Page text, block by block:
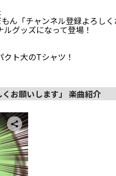
ん「チャンネル登録よろしく
グッズになって登場！
ト大のTシャツ！
お願いします」 楽曲紹介